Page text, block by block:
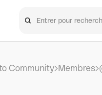
Community Membres